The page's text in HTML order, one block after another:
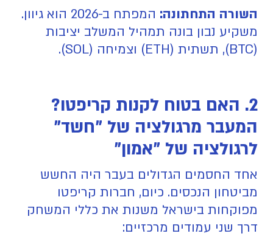
השורה התחתונה:
המפתח ב-2026 הוא גיוון.
משקיע נבון בונה תמהיל המשלב יציבות
(BTC), תשתית (ETH) וצמיחה (SOL).
2. האם בטוח לקנות קריפטו?
המעבר מרגולציה של "חשד"
לרגולציה של "אמון"
אחד החסמים הגדולים בעבר היה החשש
מביטחון הנכסים. כיום, חברות קריפטו
מפוקחות בישראל משנות את כללי המשחק
דרך שני עמודים מרכזיים: